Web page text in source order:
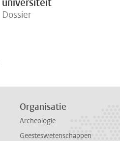
universiteit
Dossier
Organisatie
Archeologie
Geesteswetenschappen